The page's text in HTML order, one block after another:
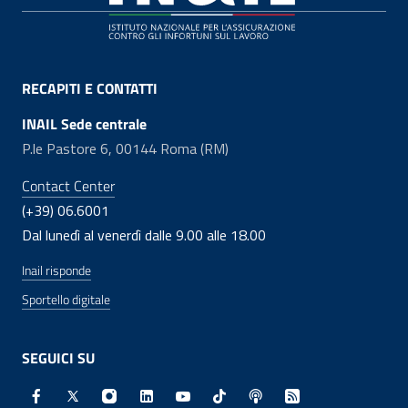
RECAPITI E CONTATTI
INAIL Sede centrale
P.le Pastore 6, 00144 Roma (RM)
Contact Center
(+39) 06.6001
Dal lunedì al venerdì dalle 9.00 alle 18.00
Inail risponde
Sportello digitale
SEGUICI SU